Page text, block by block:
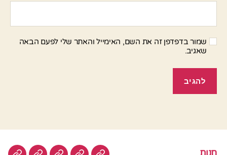
שמור בדפדפן זה את השם, האימייל והאתר שלי לפעם הבאה
שאגיב.